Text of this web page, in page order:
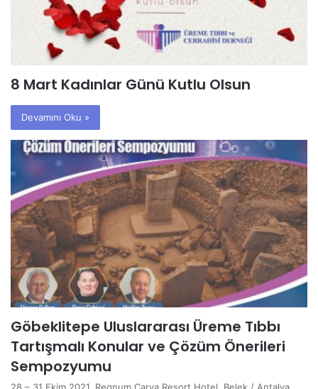
8 Mart Kadınlar Günü Kutlu Olsun
Devamını Oku »
Göbeklitepe Uluslararası Üreme Tıbbı
Tartışmalı Konular ve Çözüm Önerileri
Sempozyumu
28 – 31 Ekim 2021, Regnum Carya Resort Hotel, Belek / Antalya